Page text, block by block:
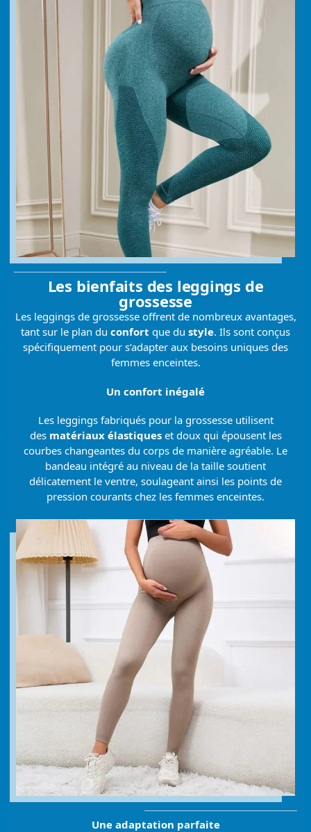
Les bienfaits des leggings de
grossesse
Les leggings de grossesse offrent de nombreux avantages,
tant sur le plan du confort que du style. Ils sont conçus
spécifiquement pour s’adapter aux besoins uniques des
femmes enceintes.
Un confort inégalé
Les leggings fabriqués pour la grossesse utilisent
des matériaux élastiqueset doux qui épousent les
courbes changeantes du corps de manière agréable. Le
bandeau intégré au niveau de la taille soutient
délicatement le ventre, soulageant ainsi les points de
pression courants chez les femmes enceintes.
Une adaptation parfaite